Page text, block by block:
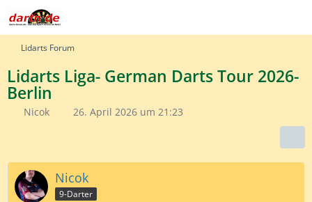
Lidarts Forum
Lidarts Liga- German Darts Tour 2026-
Berlin
Nicok 26. April 2026 um 21:23
Nicok
9-Darter